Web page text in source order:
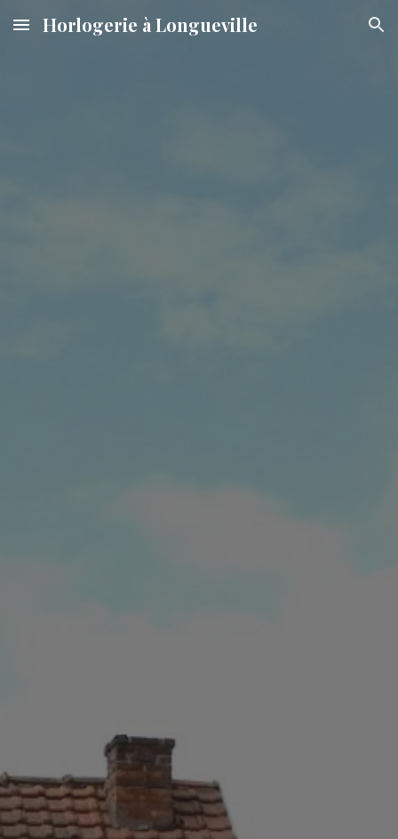
Skip to main content Skip to navigation
Horlogerie à Longueville